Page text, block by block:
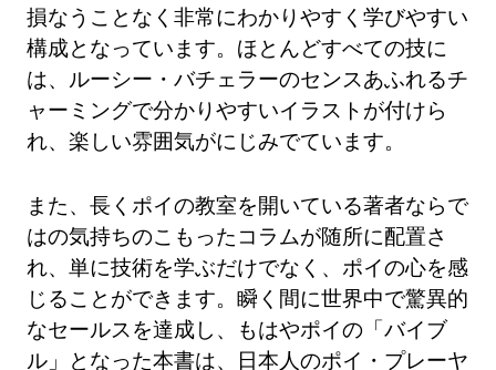
損なうことなく非常にわかりやすく学びやすい
構成となっています。ほとんどすべての技に
は、ルーシー・バチェラーのセンスあふれるチ
ャーミングで分かりやすいイラストが付けら
れ、楽しい雰囲気がにじみでています。
また、長くポイの教室を開いている著者ならで
はの気持ちのこもったコラムが随所に配置さ
れ、単に技術を学ぶだけでなく、ポイの心を感
じることができます。瞬く間に世界中で驚異的
なセールスを達成し、もはやポイの「バイブ
ル」となった本書は、日本人のポイ・プレーヤ